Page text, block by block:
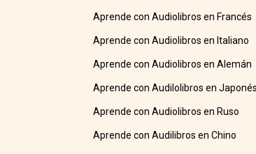
Aprende con Audiolibros en Francés
Aprende con Audiolibros en Italiano
Aprende con Audiolibros en Alemán
Aprende con Audilolibros en Japonés
Aprende con Audiolibros en Ruso
Aprende con Audilibros en Chino